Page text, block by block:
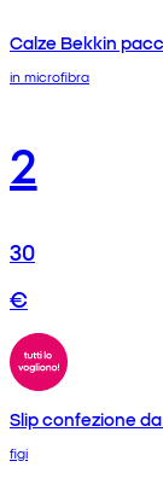
Calze Bekkin
in microfibra
2
30
€
Slip confezione
figi